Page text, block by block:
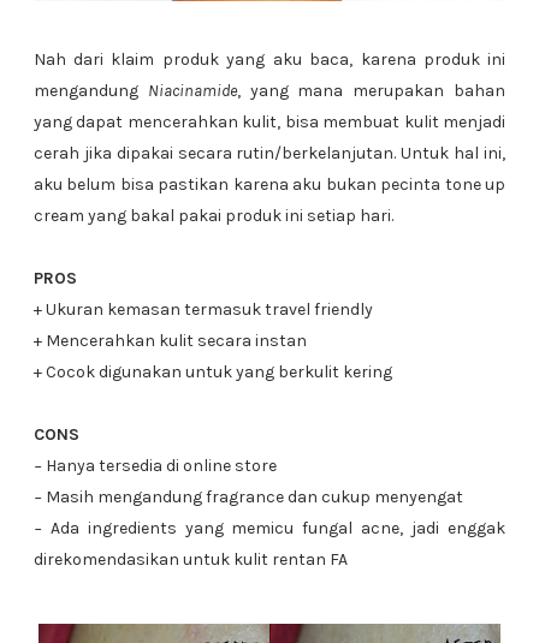
Nah dari klaim produk yang aku baca, karena produk ini
mengandung Niacinamide, yang mana merupakan bahan
yang dapat mencerahkan kulit, bisa membuat kulit menjadi
cerah jika dipakai secara rutin/berkelanjutan. Untuk hal ini,
aku belum bisa pastikan karena aku bukan pecinta tone up
cream yang bakal pakai produk ini setiap hari.
PROS
+ Ukuran kemasan termasuk travel friendly
+ Mencerahkan kulit secara instan
+ Cocok digunakan untuk yang berkulit kering
CONS
− Hanya tersedia di online store
− Masih mengandung fragrance dan cukup menyengat
− Ada ingredients yang memicu fungal acne, jadi enggak
direkomendasikan untuk kulit rentan FA